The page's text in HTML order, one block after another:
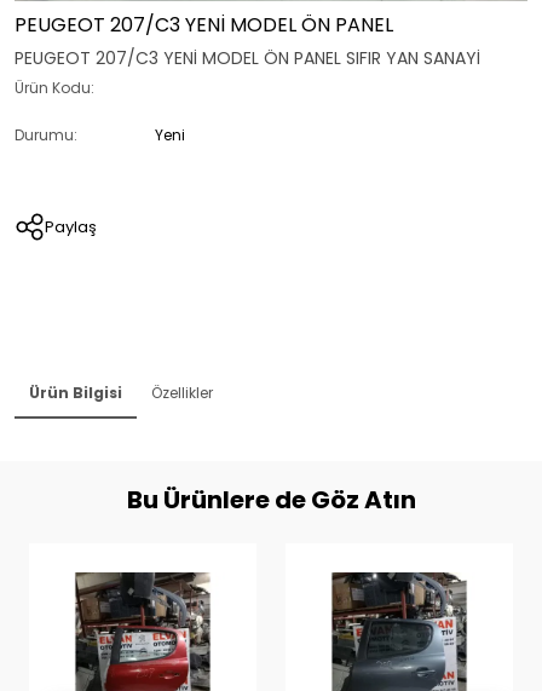
PEUGEOT 207/C3 YENİ MODEL ÖN PANEL
PEUGEOT 207/C3 YENİ MODEL ÖN PANEL SIFIR YAN SANAYİ
Ürün Kodu:
Durumu: Yeni
Paylaş
Ürün Bilgisi Özellikler
Bu Ürünlere de Göz Atın